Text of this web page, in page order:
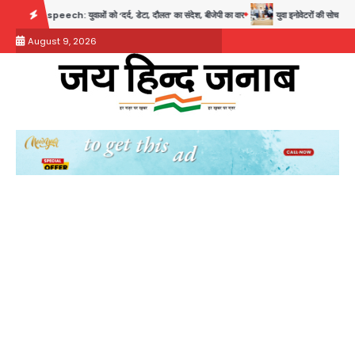
content
युवाओं को ‘दर्द, डेटा, दौलत’ का संदेश, बीजेपी का वार युवा इनोवेटरों की सोच से हाईटेक होगी
August 9, 2026